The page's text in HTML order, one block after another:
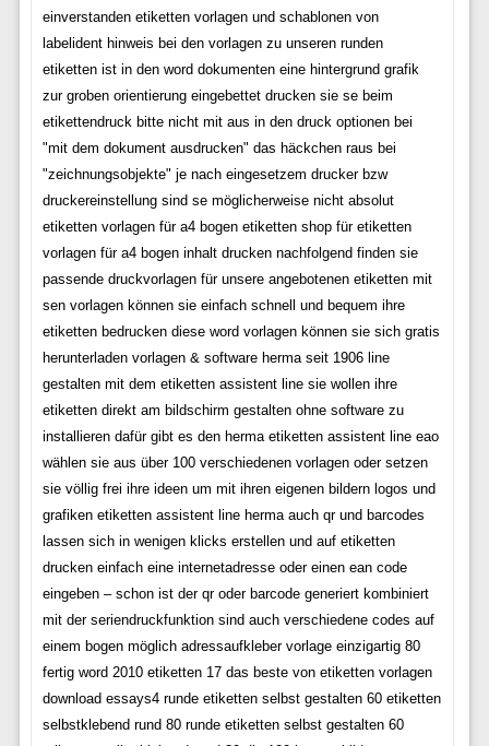
einverstanden etiketten vorlagen und schablonen von
labelident hinweis bei den vorlagen zu unseren runden
etiketten ist in den word dokumenten eine hintergrund grafik
zur groben orientierung eingebettet drucken sie se beim
etikettendruck bitte nicht mit aus in den druck optionen bei
"mit dem dokument ausdrucken" das häckchen raus bei
"zeichnungsobjekte" je nach eingesetzem drucker bzw
druckereinstellung sind se möglicherweise nicht absolut
etiketten vorlagen für a4 bogen etiketten shop für etiketten
vorlagen für a4 bogen inhalt drucken nachfolgend finden sie
passende druckvorlagen für unsere angebotenen etiketten mit
sen vorlagen können sie einfach schnell und bequem ihre
etiketten bedrucken diese word vorlagen können sie sich gratis
herunterladen vorlagen & software herma seit 1906 line
gestalten mit dem etiketten assistent line sie wollen ihre
etiketten direkt am bildschirm gestalten ohne software zu
installieren dafür gibt es den herma etiketten assistent line eao
wählen sie aus über 100 verschiedenen vorlagen oder setzen
sie völlig frei ihre ideen um mit ihren eigenen bildern logos und
grafiken etiketten assistent line herma auch qr und barcodes
lassen sich in wenigen klicks erstellen und auf etiketten
drucken einfach eine internetadresse oder einen ean code
eingeben – schon ist der qr oder barcode generiert kombiniert
mit der seriendruckfunktion sind auch verschiedene codes auf
einem bogen möglich adressaufkleber vorlage einzigartig 80
fertig word 2010 etiketten 17 das beste von etiketten vorlagen
download essays4 runde etiketten selbst gestalten 60 etiketten
selbstklebend rund 80 runde etiketten selbst gestalten 60